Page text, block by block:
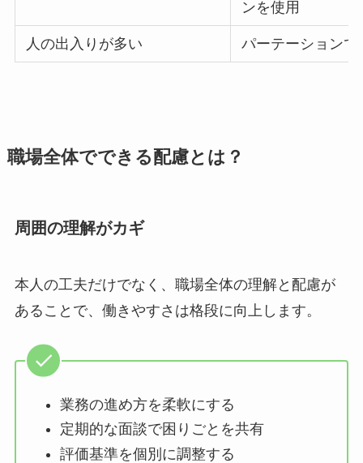
ンを使用
人の出入りが多い パーテーションで
職場全体でできる配慮とは？
周囲の理解がカギ
本人の工夫だけでなく、職場全体の理解と配慮が
あることで、働きやすさは格段に向上します。
業務の進め方を柔軟にする
定期的な面談で困りごとを共有
評価基準を個別に調整する